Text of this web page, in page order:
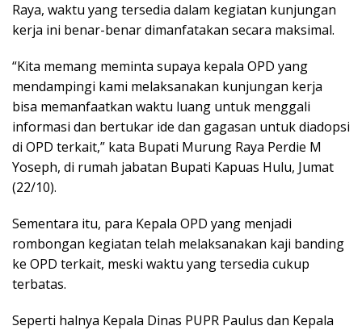
Raya, waktu yang tersedia dalam kegiatan kunjungan
kerja ini benar-benar dimanfatakan secara maksimal.
“Kita memang meminta supaya kepala OPD yang
mendampingi kami melaksanakan kunjungan kerja
bisa memanfaatkan waktu luang untuk menggali
informasi dan bertukar ide dan gagasan untuk diadopsi
di OPD terkait,” kata Bupati Murung Raya Perdie M
Yoseph, di rumah jabatan Bupati Kapuas Hulu, Jumat
(22/10).
Sementara itu, para Kepala OPD yang menjadi
rombongan kegiatan telah melaksanakan kaji banding
ke OPD terkait, meski waktu yang tersedia cukup
terbatas.
Seperti halnya Kepala Dinas PUPR Paulus dan Kepala